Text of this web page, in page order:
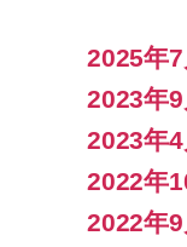
2025年7
2023年9
2023年4
2022年
2022年9